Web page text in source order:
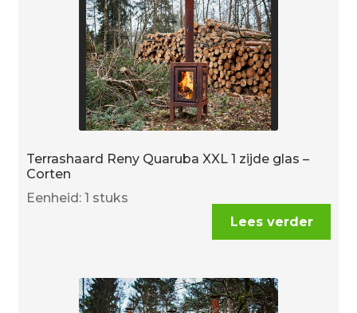
Terrashaard Reny Quaruba XXL 1 zijde glas –
Corten
Eenheid: 1 stuks
Lees verder